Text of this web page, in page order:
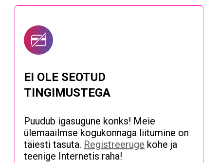
EI OLE SEOTUD
TINGIMUSTEGA
Puudub igasugune konks! Meie
ülemaailmse kogukonnaga liitumine on
täiesti tasuta. Registreeruge kohe ja
teenige Internetis raha!